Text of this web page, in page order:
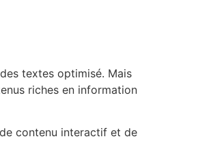
textes optimisé. Mais
riches en information
contenu interactif et de